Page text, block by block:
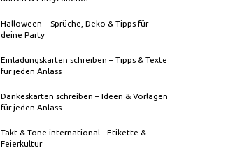
Halloween – Sprüche, Deko & Tipps für
deine Party
Einladungskarten schreiben – Tipps & Texte
für jeden Anlass
Dankeskarten schreiben – Ideen & Vorlagen
für jeden Anlass
Takt & Tone international - Etikette &
Feierkultur